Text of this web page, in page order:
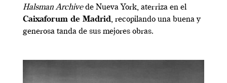
Halsman Archivede Nueva York, aterriza en el
Caixaforum de Madrid, recopilando una buena y
generosa tanda de sus mejores obras.